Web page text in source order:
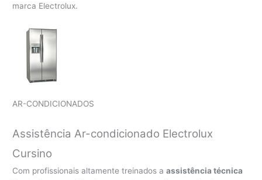
marca Electrolux.
AR-CONDICIONADOS
Assistência Ar-condicionado Electrolux
Cursino
Com profissionais altamente treinados aassistência técnica